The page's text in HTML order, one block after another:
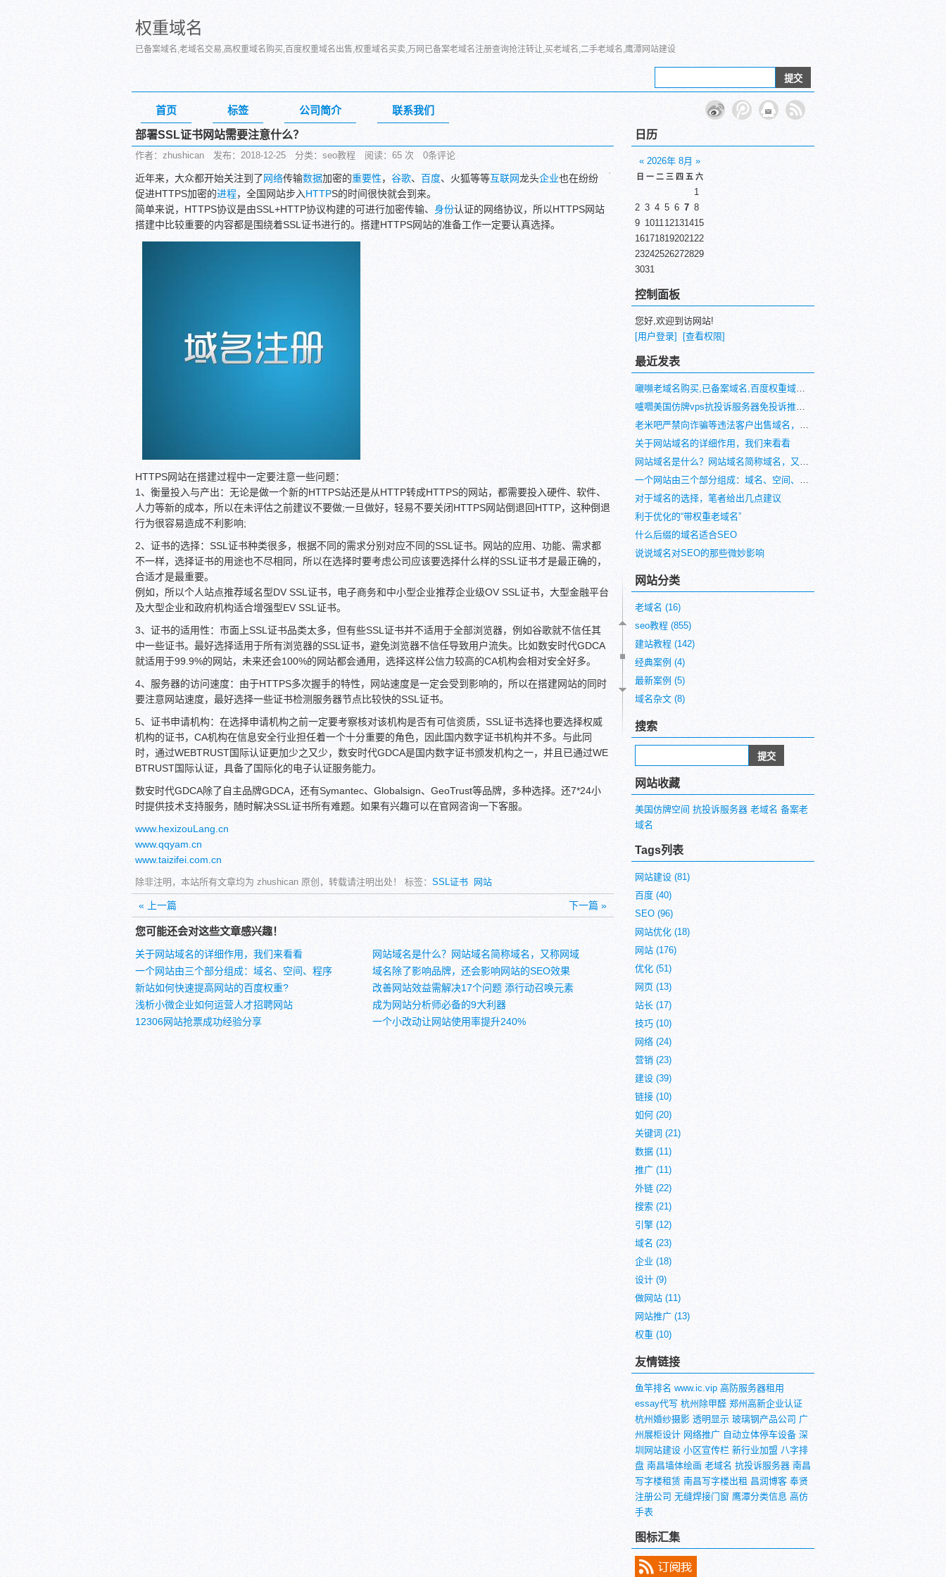
权重域名
已备案域名,老域名交易,高权重域名购买,百度权重域名出售,权重域名买卖,万网已备案老域名注册查询抢注转让,买老域名,二手老域名,鹰潭网站建设
首页 标签 公司简介 联系我们
部署SSL证书网站需要注意什么？
作者：zhushican 发布：2018-12-25 分类：seo教程 阅读： 65 次 0条评论
近年来，大众都开始关注到了网络传输数据加密的重要性， 谷歌、 百度、火狐等等互联网龙头企业也在纷纷
促进HTTPS加密的进程，全国网站步入HTTPS的时间很快就会到来。
简单来说，HTTPS协议是由SSL+HTTP协议构建的可进行加密传输、 身份认证的网络协议，所以HTTPS网站
搭建中比较重要的内容都是围绕着SSL证书进行的。搭建HTTPS网站的准备工作一定要认真选择。
HTTPS网站在搭建过程中一定要注意一些问题：
1、衡量投入与产出：无论是做一个新的HTTPS站还是从HTTP转成HTTPS的网站，都需要投入硬件、软件、
人力等新的成本，所以在未评估之前建议不要做;一旦做好，轻易不要关闭HTTPS网站倒退回HTTP，这种倒退
行为很容易造成不利影响;
2、证书的选择：SSL证书种类很多，根据不同的需求分别对应不同的SSL证书。网站的应用、功能、需求都
不一样，选择证书的用途也不尽相同，所以在选择时要考虑公司应该要选择什么样的SSL证书才是最正确的，
合适才是最重要。
例如，所以个人站点推荐域名型DV SSL证书，电子商务和中小型企业推荐企业级OV SSL证书，大型金融平台
及大型企业和政府机构适合增强型EV SSL证书。
3、证书的适用性：市面上SSL证书品类太多，但有些SSL证书并不适用于全部浏览器，例如谷歌就不信任其
中一些证书。最好选择适用于所有浏览器的SSL证书，避免浏览器不信任导致用户流失。比如数安时代GDCA
就适用于99.9%的网站，未来还会100%的网站都会通用，选择这样公信力较高的CA机构会相对安全好多。
4、服务器的访问速度：由于HTTPS多次握手的特性，网站速度是一定会受到影响的，所以在搭建网站的同时
要注意网站速度，最好选择一些证书检测服务器节点比较快的SSL证书。
5、证书申请机构：在选择申请机构之前一定要考察核对该机构是否有可信资质，SSL证书选择也要选择权威
机构的证书，CA机构在信息安全行业担任着一个十分重要的角色，因此国内数字证书机构并不多。与此同
时，通过WEBTRUST国际认证更加少之又少，数安时代GDCA是国内数字证书颁发机构之一，并且已通过WE
BTRUST国际认证，具备了国际化的电子认证服务能力。
数安时代GDCA除了自主品牌GDCA，还有Symantec、Globalsign、GeoTrust等品牌，多种选择。还7*24小
时提供技术支持服务，随时解决SSL证书所有难题。如果有兴趣可以在官网咨询一下客服。
www.hexizouLang.cn
www.qqyam.cn
www.taizifei.com.cn
除非注明，本站所有文章均为 zhushican 原创，转载请注明出处！ 标签： SSL证书 网站
« 上一篇 下一篇 »
您可能还会对这些文章感兴趣！
关于网站域名的详细作用，我们来看看
网站域名是什么？网站域名简称域名，又称网域
一个网站由三个部分组成：域名、空间、程序
域名除了影响品牌，还会影响网站的SEO效果
新站如何快速提高网站的百度权重?
改善网站效益需解决17个问题 添行动召唤元素
浅析小微企业如何运营人才招聘网站
成为网站分析师必备的9大利器
12306网站抢票成功经验分享
一个小改动让网站使用率提升240%
日历
« 2026年 8月 »
日 一 二 三 四 五 六
1
2 3 4 5 6 7 8
9 101112131415
16171819202122
23242526272829
3031
控制面板
您好,欢迎到访网站!
[用户登录]
[查看权限]
最近发表
嚫嚬老域名购买,已备案域名,百度权重域名,高pr域名,百度搜狗收录域名老域名交易,老域名出售,外链反链域名
嚧嚪美国仿牌vps抗投诉服务器免投诉推荐仿牌空间主机,国外欧洲荷兰仿牌服务器,外贸vps,防投诉主机空间
老米吧严禁向诈骗等违法客户出售域名，国内在严打诈骗
关于网站域名的详细作用，我们来看看
网站域名是什么？网站域名简称域名，又称网域
一个网站由三个部分组成：域名、空间、程序
对于域名的选择，笔者给出几点建议
利于优化的“带权重老域名”
什么后缀的域名适合SEO
说说域名对SEO的那些微妙影响
网站分类
老域名 (16)
seo教程 (855)
建站教程 (142)
经典案例 (4)
最新案例 (5)
域名杂文 (8)
搜索
网站收藏
美国仿牌空间 抗投诉服务器 老域名 备案老
域名
Tags列表
网站建设 (81)
百度 (40)
SEO (96)
网站优化 (18)
网站 (176)
优化 (51)
网页 (13)
站长 (17)
技巧 (10)
网络 (24)
营销 (23)
建设 (39)
链接 (10)
如何 (20)
关键词 (21)
数据 (11)
推广 (11)
外链 (22)
搜索 (21)
引擎 (12)
域名 (23)
企业 (18)
设计 (9)
做网站 (11)
网站推广 (13)
权重 (10)
友情链接
鱼竿排名 www.ic.vip 高防服务器租用
essay代写 杭州除甲醛 郑州高新企业认证
杭州婚纱摄影 透明显示 玻璃钢产品公司 广
州展柜设计 网络推广 自动立体停车设备 深
圳网站建设 小区宣传栏 新行业加盟 八字排
盘 南昌墙体绘画 老域名 抗投诉服务器 南昌
写字楼租赁 南昌写字楼出租 昌润博客 奉贤
注册公司 无缝焊接门窗 鹰潭分类信息 高仿
手表
图标汇集